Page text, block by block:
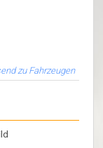
zu Fahrzeugen